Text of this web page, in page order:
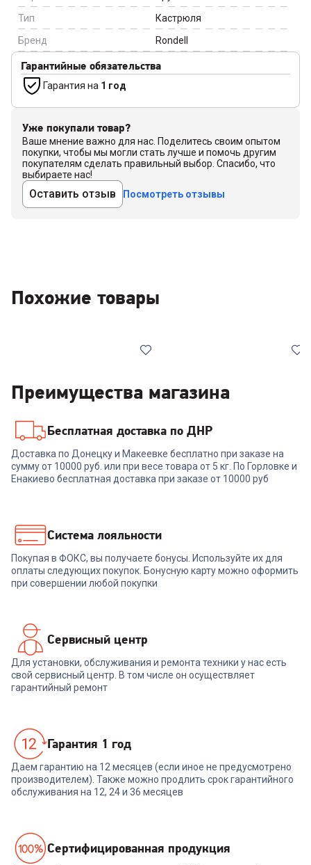
Тип
Кастрюля
Бренд
Rondell
Гарантийные обязательства
Гарантия на 1 год
Уже покупали товар?
Ваше мнение важно для нас. Поделитесь своим опытом
покупки, чтобы мы могли стать лучше и помочь другим
покупателям сделать правильный выбор. Спасибо, что
выбираете нас!
Оставить отзыв Посмотреть отзывы
Похожие товары
Кастрюля Гардарика
Мегалит 14 1710-14-10
3 499₽
В корзину
Кастрюля RONDELL RDS-814
Strike с/кр 20 см 2,8 л
В корзину
Преимущества магазина
Бесплатная доставка по ДНР
Доставка по Донецку и Макеевке бесплатно при заказе на
сумму от 10000 руб. или при весе товара от 5 кг. По Горловке и
Енакиево бесплатная доставка при заказе от 10000 руб
Система лояльности
Покупая в ФОКС, вы получаете бонусы. Используйте их для
оплаты следующих покупок. Бонусную карту можно оформить
при совершении любой покупки
Сервисный центр
Для установки, обслуживания и ремонта техники у нас есть
свой сервисный центр. В том числе он осуществляет
гарантийный ремонт
Гарантия 1 год
Даем гарантию на 12 месяцев (если иное не предусмотрено
производителем). Также можно продлить срок гарантийного
обслуживания на 12, 24 и 36 месяцев
Cертифицированная продукция